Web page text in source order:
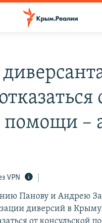
помощи –
VPN
Панову и Андрею
диверсий в